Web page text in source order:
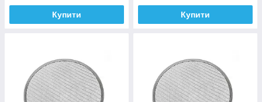
Купити Купити